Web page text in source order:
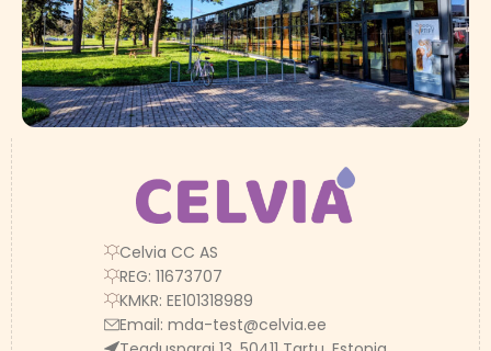
Celvia CC AS
REG: 11673707
KMKR: EE101318989
Email: mda-test@celvia.ee